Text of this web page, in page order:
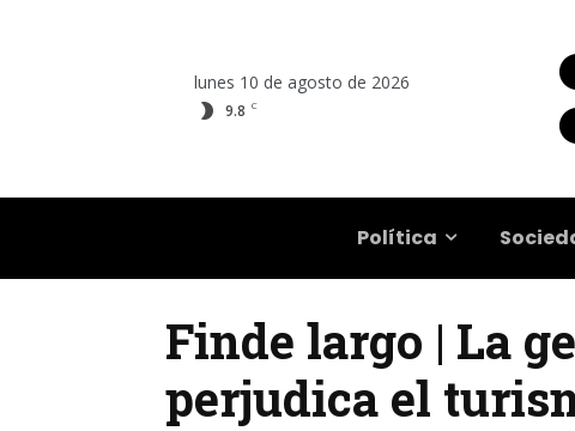
lunes 10 de agosto de 2026
9.8 C
Política
Finde largo | La
perjudica el